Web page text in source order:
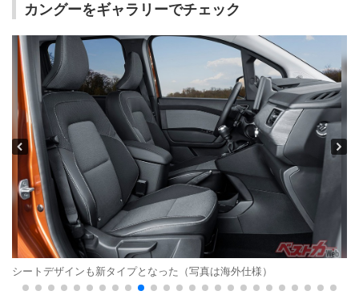
カングーをギャラリーでチェック
シートデザインも新タイプとなった（写真は海外仕様）